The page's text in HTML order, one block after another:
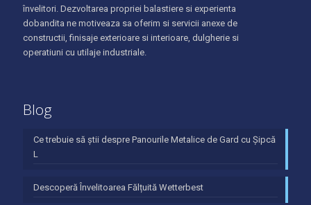
învelitori. Dezvoltarea propriei balastiere si experienta
dobandita ne motiveaza sa oferim si servicii anexe de
constructii, finisaje exterioare si interioare, dulgherie si
operatiuni cu utilaje industriale.
Blog
Ce trebuie să știi despre Panourile Metalice de Gard cu Șipcă
L
Descoperă Învelitoarea Fălțuită Wetterbest